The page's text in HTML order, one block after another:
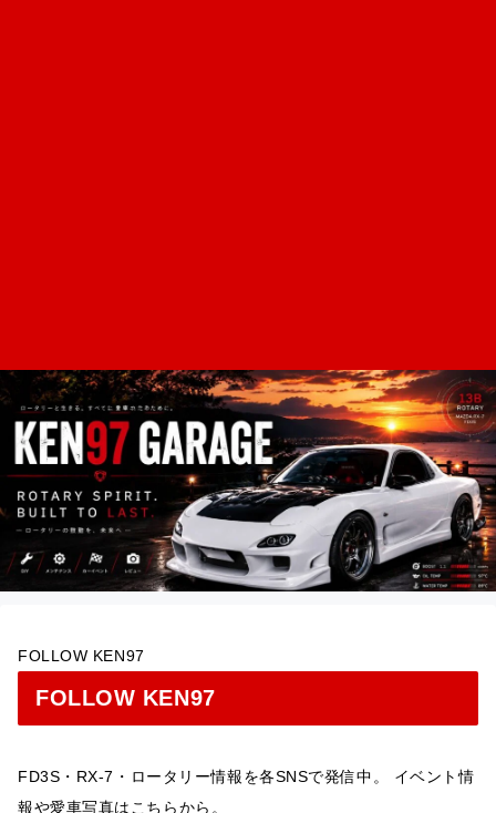
FOLLOW KEN97
FOLLOW KEN97
FD3S・RX-7・ロータリー情報を各SNSで発信中。 イベント情
報や愛車写真はこちらから。